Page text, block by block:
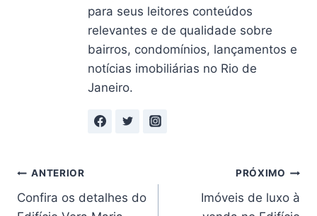
para seus leitores conteúdos
relevantes e de qualidade sobre
bairros, condomínios, lançamentos e
notícias imobiliárias no Rio de
Janeiro.
Navegação
de
ANTERIOR
Confira os detalhes do
PRÓXIMO
Imóveis de luxo à